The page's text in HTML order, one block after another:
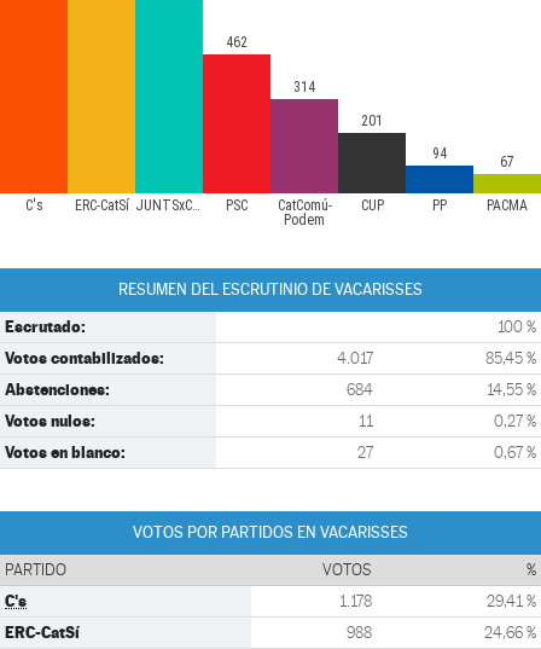
C's ERC-CatSí JUNTSxCAT PSC
CatComú-
Podem
CUP PP PACMA
462
314
201
94
67
RESUMEN DEL ESCRUTINIO DE VACARISSES
Escrutado: 100 %
Votos contabilizados: 4.017 85,45 %
Abstenciones: 684 14,55 %
Votos nulos: 11 0,27 %
Votos en blanco: 27 0,67 %
VOTOS POR PARTIDOS EN VACARISSES
PARTIDO VOTOS %
C's 1.178 29,41 %
ERC-CatSí 988 24,66 %